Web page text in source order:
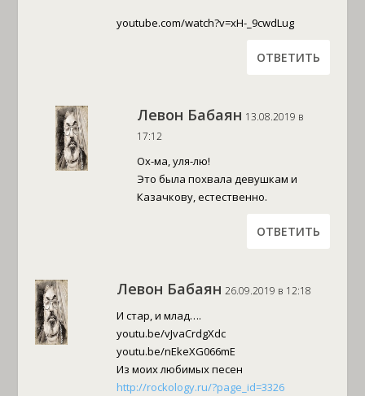
youtube.com/watch?v=xH-_9cwdLug
ОТВЕТИТЬ
Левон Бабаян 13.08.2019 в
17:12
Ох-ма, уля-лю!
Это была похвала девушкам и
Казачкову, естественно.
ОТВЕТИТЬ
Левон Бабаян 26.09.2019 в 12:18
И стар, и млад….
youtu.be/vJvaCrdgXdc
youtu.be/nEkeXG066mE
Из моих любимых песен
http://rockology.ru/?page_id=3326